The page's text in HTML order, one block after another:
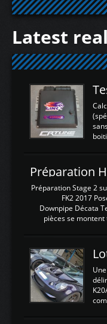
Latest
La
est
Préparation Stage 2
FK2 2017
Downpipe Décata
pièces se
légere découpe
negénant en
reprogrammation
calculateur
économique au
d'origine